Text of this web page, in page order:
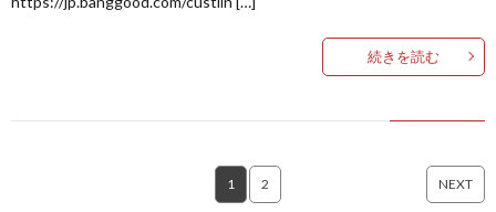
続きを読む
1 2 NEXT